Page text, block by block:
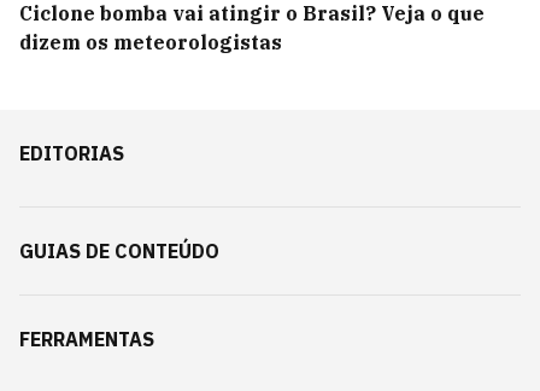
Ciclone bomba vai atingir o Brasil? Veja o que
dizem os meteorologistas
EDITORIAS
GUIAS DE CONTEÚDO
FERRAMENTAS